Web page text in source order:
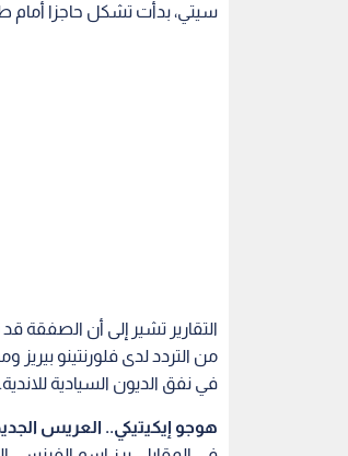
سيتي، بدأت تشكل حاجزا أمام
من التردد لدى فلورنتينو
في نفق الديون السيادية للاندية.
هوجو إيكيتيكي.. العريس